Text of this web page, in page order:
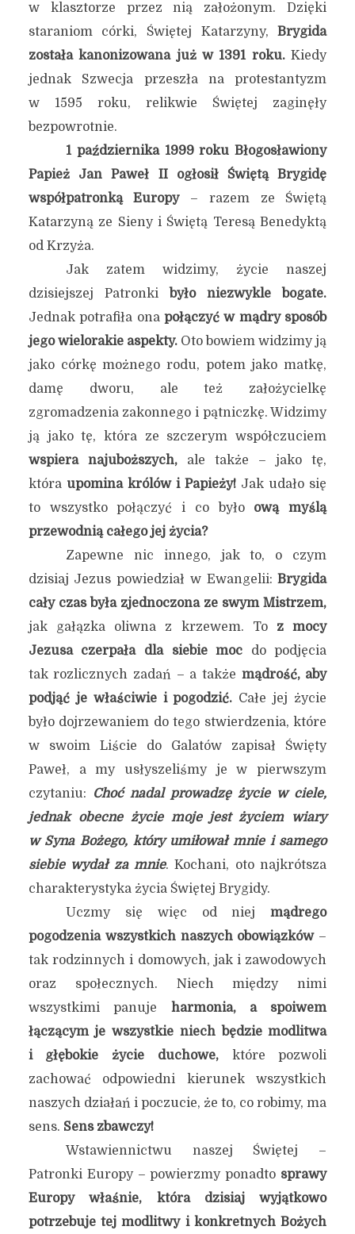
w klasztorze przez nią założonym. Dzięki
staraniom córki, Świętej Katarzyny,Brygida
została kanonizowana już w 1391 roku.Kiedy
jednak Szwecja przeszła na protestantyzm
w 1595 roku, relikwie Świętej zaginęły
bezpowrotnie.
1 października 1999 roku Błogosławiony
Papież Jan Paweł II ogłosił Świętą Brygidę
współpatronką Europy– razem ze Świętą
Katarzyną ze Sieny i Świętą Teresą Benedyktą
od Krzyża.
Jak zatem widzimy, życie naszej
dzisiejszej Patronki
było niezwykle bogate.
Jednak potrafiła ona połączyć w mądry sposób
jego wielorakie aspekty.Oto bowiem widzimy ją
jako córkę możnego rodu, potem jako matkę,
damę dworu, ale też założycielkę
zgromadzenia zakonnego i pątniczkę. Widzimy
ją jako tę, która ze szczerym współczuciem
wspiera najuboższych,ale także – jako tę,
która upomina królów i Papieży! Jak udało się
to wszystko połączyć i co było ową myślą
przewodnią całego jej życia?
Zapewne nic innego, jak to, o czym
dzisiaj Jezus powiedział w Ewangelii:Brygida
cały czas była zjednoczona ze swym Mistrzem,
jak gałązka oliwna z krzewem. To z mocy
Jezusa czerpała dla siebie moc do podjęcia
tak rozlicznych zadań – a także mądrość, aby
podjąć je właściwie i pogodzić. Całe jej życie
było dojrzewaniem do tego stwierdzenia, które
w swoim Liście do Galatów zapisał Święty
Paweł, a my usłyszeliśmy je w pierwszym
czytaniu:
Choć nadal prowadzę życie w ciele,
jednak obecne życie moje jest życiem wiary
w Syna Bożego, który umiłował mnie i samego
siebie wydał za mnie. Kochani, oto najkrótsza
charakterystyka życia Świętej Brygidy.
Uczmy się więc od niejmądrego
pogodzenia wszystkich naszych obowiązków–
tak rodzinnych i domowych, jak i zawodowych
oraz społecznych. Niech między nimi
wszystkimi panuje harmonia,
a spoiwem
łączącym je wszystkie niech będzie modlitwa
i głębokie życie duchowe,które pozwoli
zachować odpowiedni kierunek wszystkich
naszych działań i poczucie, że to, co robimy, ma
sens. Sens zbawczy!
Wstawiennictwu naszej Świętej –
Patronki Europy – powierzmy ponadto sprawy
Europy właśnie, która dzisiaj wyjątkowo
potrzebuje tej modlitwy i konkretnych Bożych